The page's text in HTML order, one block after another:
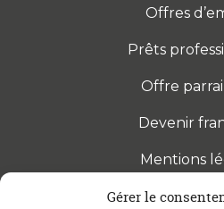
Gérer le
Offres
Prêts
Offre
Devenir
Mentions